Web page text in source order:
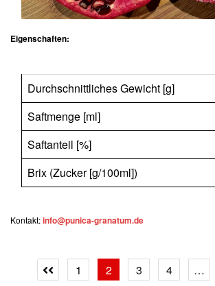
Eigenschaften:
Durchschnittliches Gewicht [g]
Saftmenge [ml]
Saftanteil [%]
Brix (Zucker [g/100ml])
Kontakt:info@punica-granatum.de
Previous
1 2 3 4 …